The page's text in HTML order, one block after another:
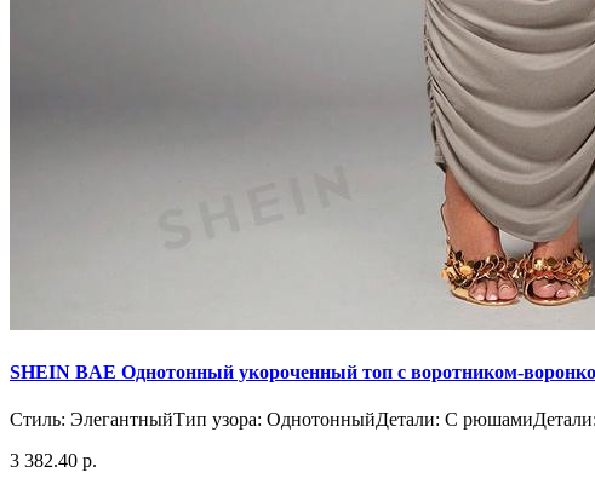
SHEIN BAE Однотонный укороченный топ с воротником-
Стиль: ЭлегантныйТип узора: ОднотонныйДетали: С
3 382.40 р.